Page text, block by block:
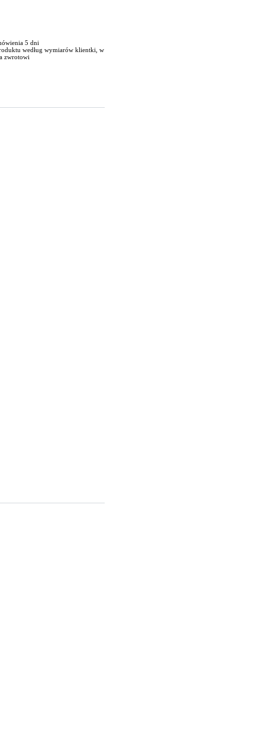
5 dni
według wymiarów klientki, w
zwrotowi